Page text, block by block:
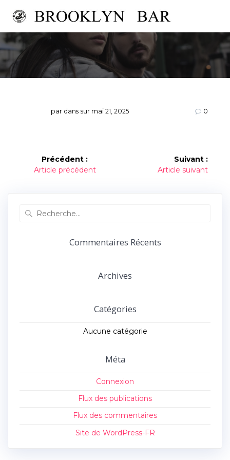
au
par dans sur mai 21, 2025 0
Navigation
Précédent :
Article
Article précédent
Suivant :
Article
Article suivant
Commentaires Récents
Archives
Catégories
Aucune catégorie
Méta
Connexion
Flux des publications
Flux des commentaires
Site de WordPress-FR